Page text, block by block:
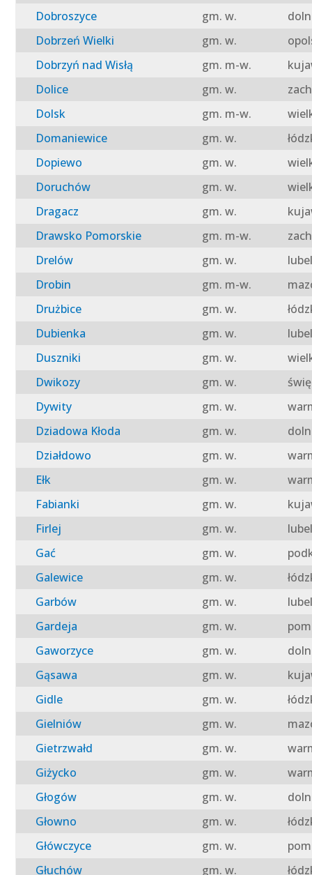
Dobroszyce
gm. w.
Dobrzeń Wielki
gm. w.
Dobrzyń nad Wisłą
gm. m-w.
Dolice
gm. w.
Dolsk
gm. m-w.
Domaniewice
gm. w.
Dopiewo
gm. w.
Doruchów
gm. w.
Dragacz
gm. w.
Drawsko Pomorskie
gm. m-w.
Drelów
gm. w.
Drobin
gm. m-w.
Drużbice
gm. w.
Dubienka
gm. w.
Duszniki
gm. w.
Dwikozy
gm. w.
Dywity
gm. w.
Dziadowa Kłoda
gm. w.
Działdowo
gm. w.
Ełk
gm. w.
Fabianki
gm. w.
Firlej
gm. w.
Gać
gm. w.
Galewice
gm. w.
Garbów
gm. w.
Gardeja
gm. w.
Gaworzyce
gm. w.
Gąsawa
gm. w.
Gidle
gm. w.
Gielniów
gm. w.
Gietrzwałd
gm. w.
Giżycko
gm. w.
Głogów
gm. w.
Głowno
gm. w.
Główczyce
gm. w.
Głuchów
gm. w.